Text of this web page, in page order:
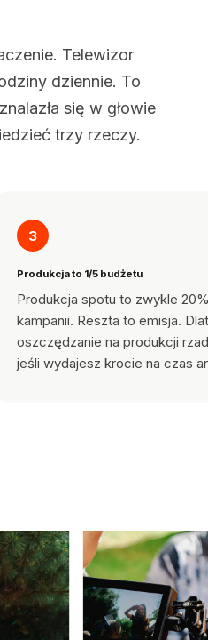
Telewizor
dziennie. To
się w głowie
trzy rzeczy.
3
Produkcja to 1/5 budżetu
Produkcja spotu to zwykle
kampanii. Reszta to emisja.
oszczędzanie na produkcji
jeśli wydajesz krocie na czas